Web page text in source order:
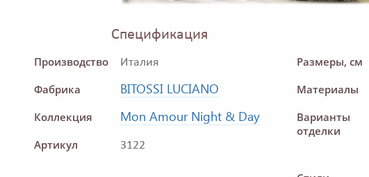
Спецификация
Производство Италия
Фабрика BITOSSI LUCIANO
Коллекция Mon Amour Night & Day
Артикул 3122
Размеры, см
Материалы
Варианты
отделки